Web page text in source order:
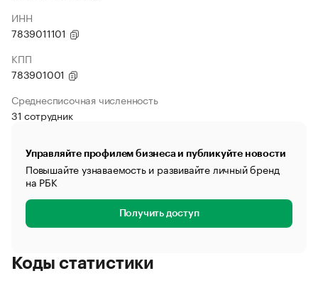
ИНН
7839011101
КПП
783901001
Среднесписочная численность
31 сотрудник
Управляйте профилем бизнеса и публикуйте новости
Повышайте узнаваемость и развивайте личный бренд
на РБК
Получить доступ
Коды статистики